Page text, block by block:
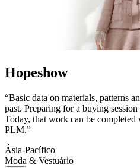
Hopeshow
“Basic data on materials, patterns
past. Preparing for a buying
Today, that work can be
PLM.”
Ásia-Pacífico
Moda & Vestuário